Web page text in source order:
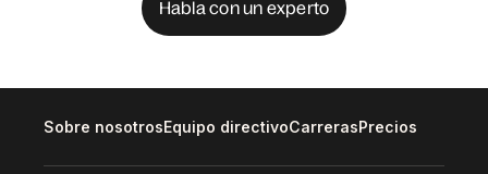
Habla con un experto
Sobre nosotrosEquipo directivoCarrerasPrecios